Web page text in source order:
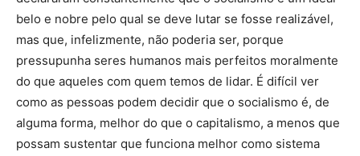
belo e nobre pelo qual se deve lutar se fosse realizável,
mas que, infelizmente, não poderia ser, porque
pressupunha seres humanos mais perfeitos moralmente
do que aqueles com quem temos de lidar. É difícil ver
como as pessoas podem decidir que o socialismo é, de
alguma forma, melhor do que o capitalismo, a menos que
possam sustentar que funciona melhor como sistema